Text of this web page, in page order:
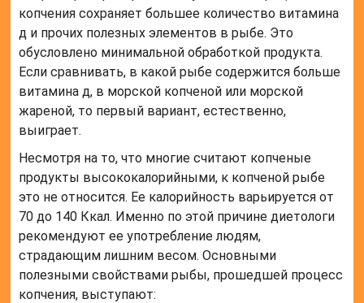
копчения сохраняет большее количество витамина
д и прочих полезных элементов в рыбе. Это
обусловлено минимальной обработкой продукта.
Если сравнивать, в какой рыбе содержится больше
витамина д, в морской копченой или морской
жареной, то первый вариант, естественно,
выиграет.
Несмотря на то, что многие считают копченые
продукты высококалорийными, к копченой рыбе
это не относится. Ее калорийность варьируется от
70 до 140 Ккал. Именно по этой причине диетологи
рекомендуют ее употребление людям,
страдающим лишним весом. Основными
полезными свойствами рыбы, прошедшей процесс
копчения, выступают: